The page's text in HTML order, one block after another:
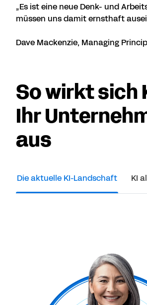
„Es ist eine neue Denk- und
müssen uns damit ernsthaft
Dave Mackenzie, Managing
So wirkt sich
Ihr
aus
Die aktuelle KI-Landschaft KI